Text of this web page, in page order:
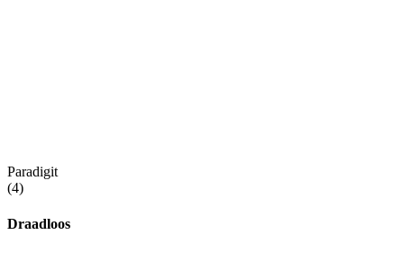
Paradigit
(4)
Draadloos